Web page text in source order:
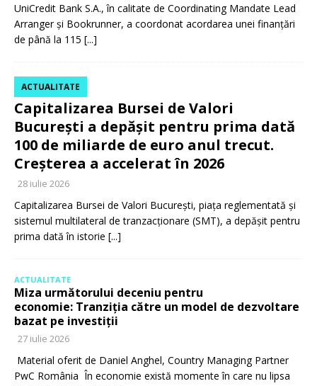
UniCredit Bank S.A., în calitate de Coordinating Mandate Lead
Arranger și Bookrunner, a coordonat acordarea unei finanțări
de până la 115 [...]
Capitalizarea Bursei de Valori
București a depășit pentru prima dată
100 de miliarde de euro anul trecut.
Creșterea a accelerat în 2026
ACTUALITATE
28 iulie 2026
Capitalizarea Bursei de Valori București, piața reglementată și
sistemul multilateral de tranzacționare (SMT), a depășit pentru
prima dată în istorie [...]
ACTUALITATE
Miza următorului deceniu pentru
economie: Tranziția către un model de dezvoltare
bazat pe investiții
27 iulie 2026
Material oferit de Daniel Anghel, Country Managing Partner
PwC România În economie există momente în care nu lipsa